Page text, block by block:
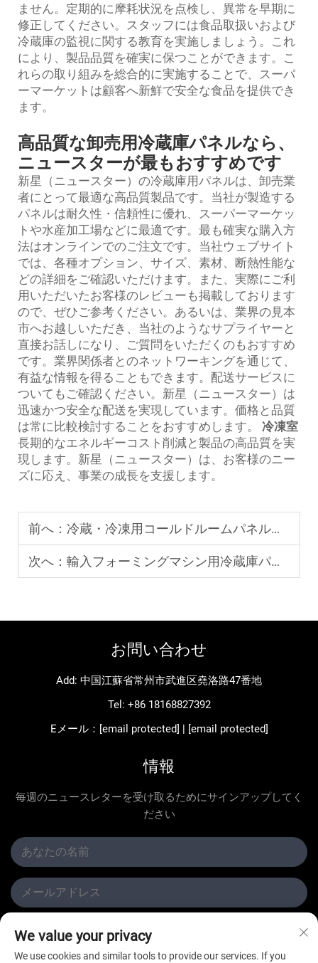
ません。定期的に摩耗状況を点検し、異常を早期に
修正してください。スタッフには食品取扱いおよび
冷蔵庫の監視に関する教育を実施しましょう。これ
により、製品品質を確実に保つことができます。こ
れらの取り組みを総合的に実施することで、スーパ
ーマーケットは顧客へ新鮮で安全な食品を提供でき
ます。
高品質な卸売用冷蔵庫パネルなら、
ニュースターが最もおすすめです
新星（ニュースター）の冷蔵庫用パネルは、卸売業
者にとって最適な高品質製品です。当社が製造する
パネルは耐久性・信頼性に優れ、スーパーマーケッ
トや水産加工場などに最適です。最も確実な購入方
法はオンラインでのご注文です。当社ウェブサイト
では、各種オプション、サイズ、素材、断熱性能な
どの詳細をご確認いただけます。また、実際にご利
用いただいたお客様のレビューも掲載しております
ので、ぜひご参考ください。あるいは、業界の見本
市へお越しいただき、当社のようなサプライヤーと
直接お話しになり、ご質問をいただくのもおすすめ
です。業界関係者とのネットワーキングを通じて、
有益な情報を得ることもできます。配送サービスに
ついてもご確認ください。新星（ニュースター）は
迅速かつ安全な配送を実現しています。価格と品質
は常に比較検討することをおすすめします。 冷凍室
長期的なエネルギーコスト削減と製品の高品質を実
現します。新星（ニュースター）は、お客様のニー
ズに応え、事業の成長を支援します。
前へ： 冷蔵・冷凍用コールドルームパネル｜終身アフターサービス
次へ： 輸入フォーミングマシン用冷蔵庫パネルのOEM供給
お問い合わせ
Add: 中国江蘇省常州市武進区堯洛路47番地
Tel: +86 18168827392
Eメール： [email protected] | [email protected]
情報
毎週のニュースレターを受け取るためにサインアップしてく
ださい
送信
We value your privacy
We use cookies and similar tools to provide our services. If you